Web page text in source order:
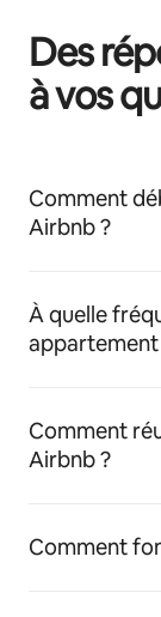
Des
à vos
Comment
Airbnb ?
À quelle
Comment
Airbnb ?
Comment